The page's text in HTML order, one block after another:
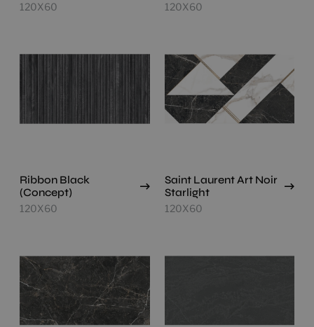
120X60 120X60
Ribbon Black
(Concept)
120X60
Saint Laurent Art Noir
Starlight
120X60